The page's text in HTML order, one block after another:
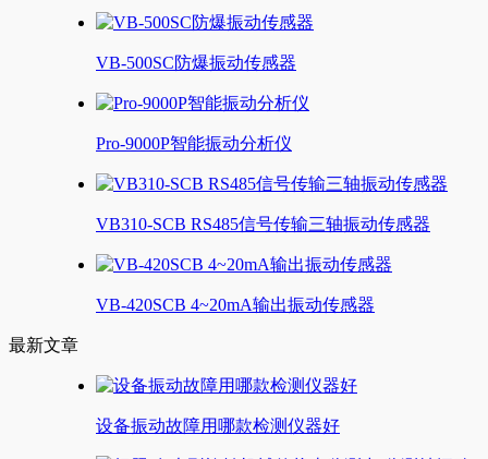
VB-500SC防爆振动传感器
Pro-9000P智能振动分析仪
VB310-SCB RS485信号传输三轴振动传感器
VB-420SCB 4~20mA输出振动传感器
最新文章
设备振动故障用哪款检测仪器好